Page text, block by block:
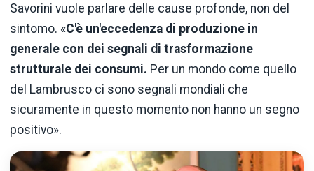
Savorini vuole parlare delle cause profonde, non del
sintomo. «C'è un'eccedenza di produzione in
generale con dei segnali di trasformazione
strutturale dei consumi. Per un mondo come quello
del Lambrusco ci sono segnali mondiali che
sicuramente in questo momento non hanno un segno
positivo».